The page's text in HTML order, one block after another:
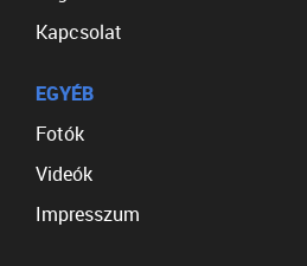
Kapcsolat
EGYÉB
Fotók
Videók
Impresszum